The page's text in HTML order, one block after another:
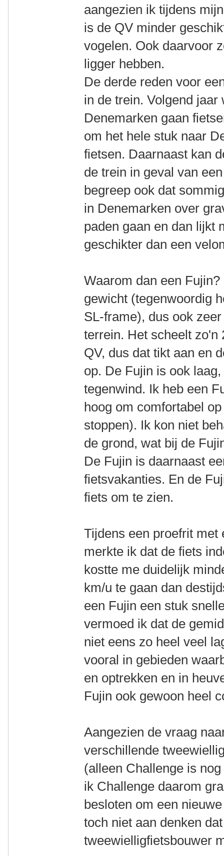
aangezien ik tijdens
is de QV minder
vogelen. Ook daarvoor
ligger hebben.
De derde reden voor
in de trein. Volgend
Denemarken gaan
om het hele stuk naar
fietsen. Daarnaast kan
de trein in geval van
begreep ook dat
in Denemarken over
paden gaan en dan lijkt
geschikter dan een
Waarom dan een
gewicht (tegenwoordig
SL-frame), dus ook
terrein. Het scheelt
QV, dus dat tikt aan en
op. De Fujin is ook
tegenwind. Ik heb een
hoog om comfortabel
stoppen). Ik kon niet
de grond, wat bij de
De Fujin is daarnaast
fietsvakanties. En de
fiets om te zien.
Tijdens een proefrit
merkte ik dat de fiets
kostte me duidelijk
km/u te gaan dan
een Fujin een stuk
vermoed ik dat de
niet eens zo heel veel
vooral in gebieden
en optrekken en in
Fujin ook gewoon heel
Aangezien de vraag
verschillende
(alleen Challenge is
ik Challenge daarom
besloten om een
toch niet aan denken
tweewielligfietsbouwer